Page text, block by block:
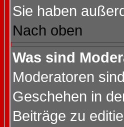
Sie haben
Nach oben
Was sind
Moderatoren
Geschehen in
Beiträge zu